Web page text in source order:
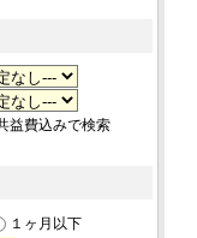
益費込みで検索
１ヶ月以下